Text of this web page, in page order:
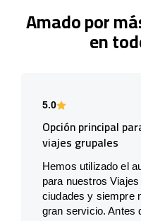
Amado por
en
5.0
Opción principal
viajes grupales
Hemos utilizado el
para nuestros
ciudades y siempre
gran servicio. Antes